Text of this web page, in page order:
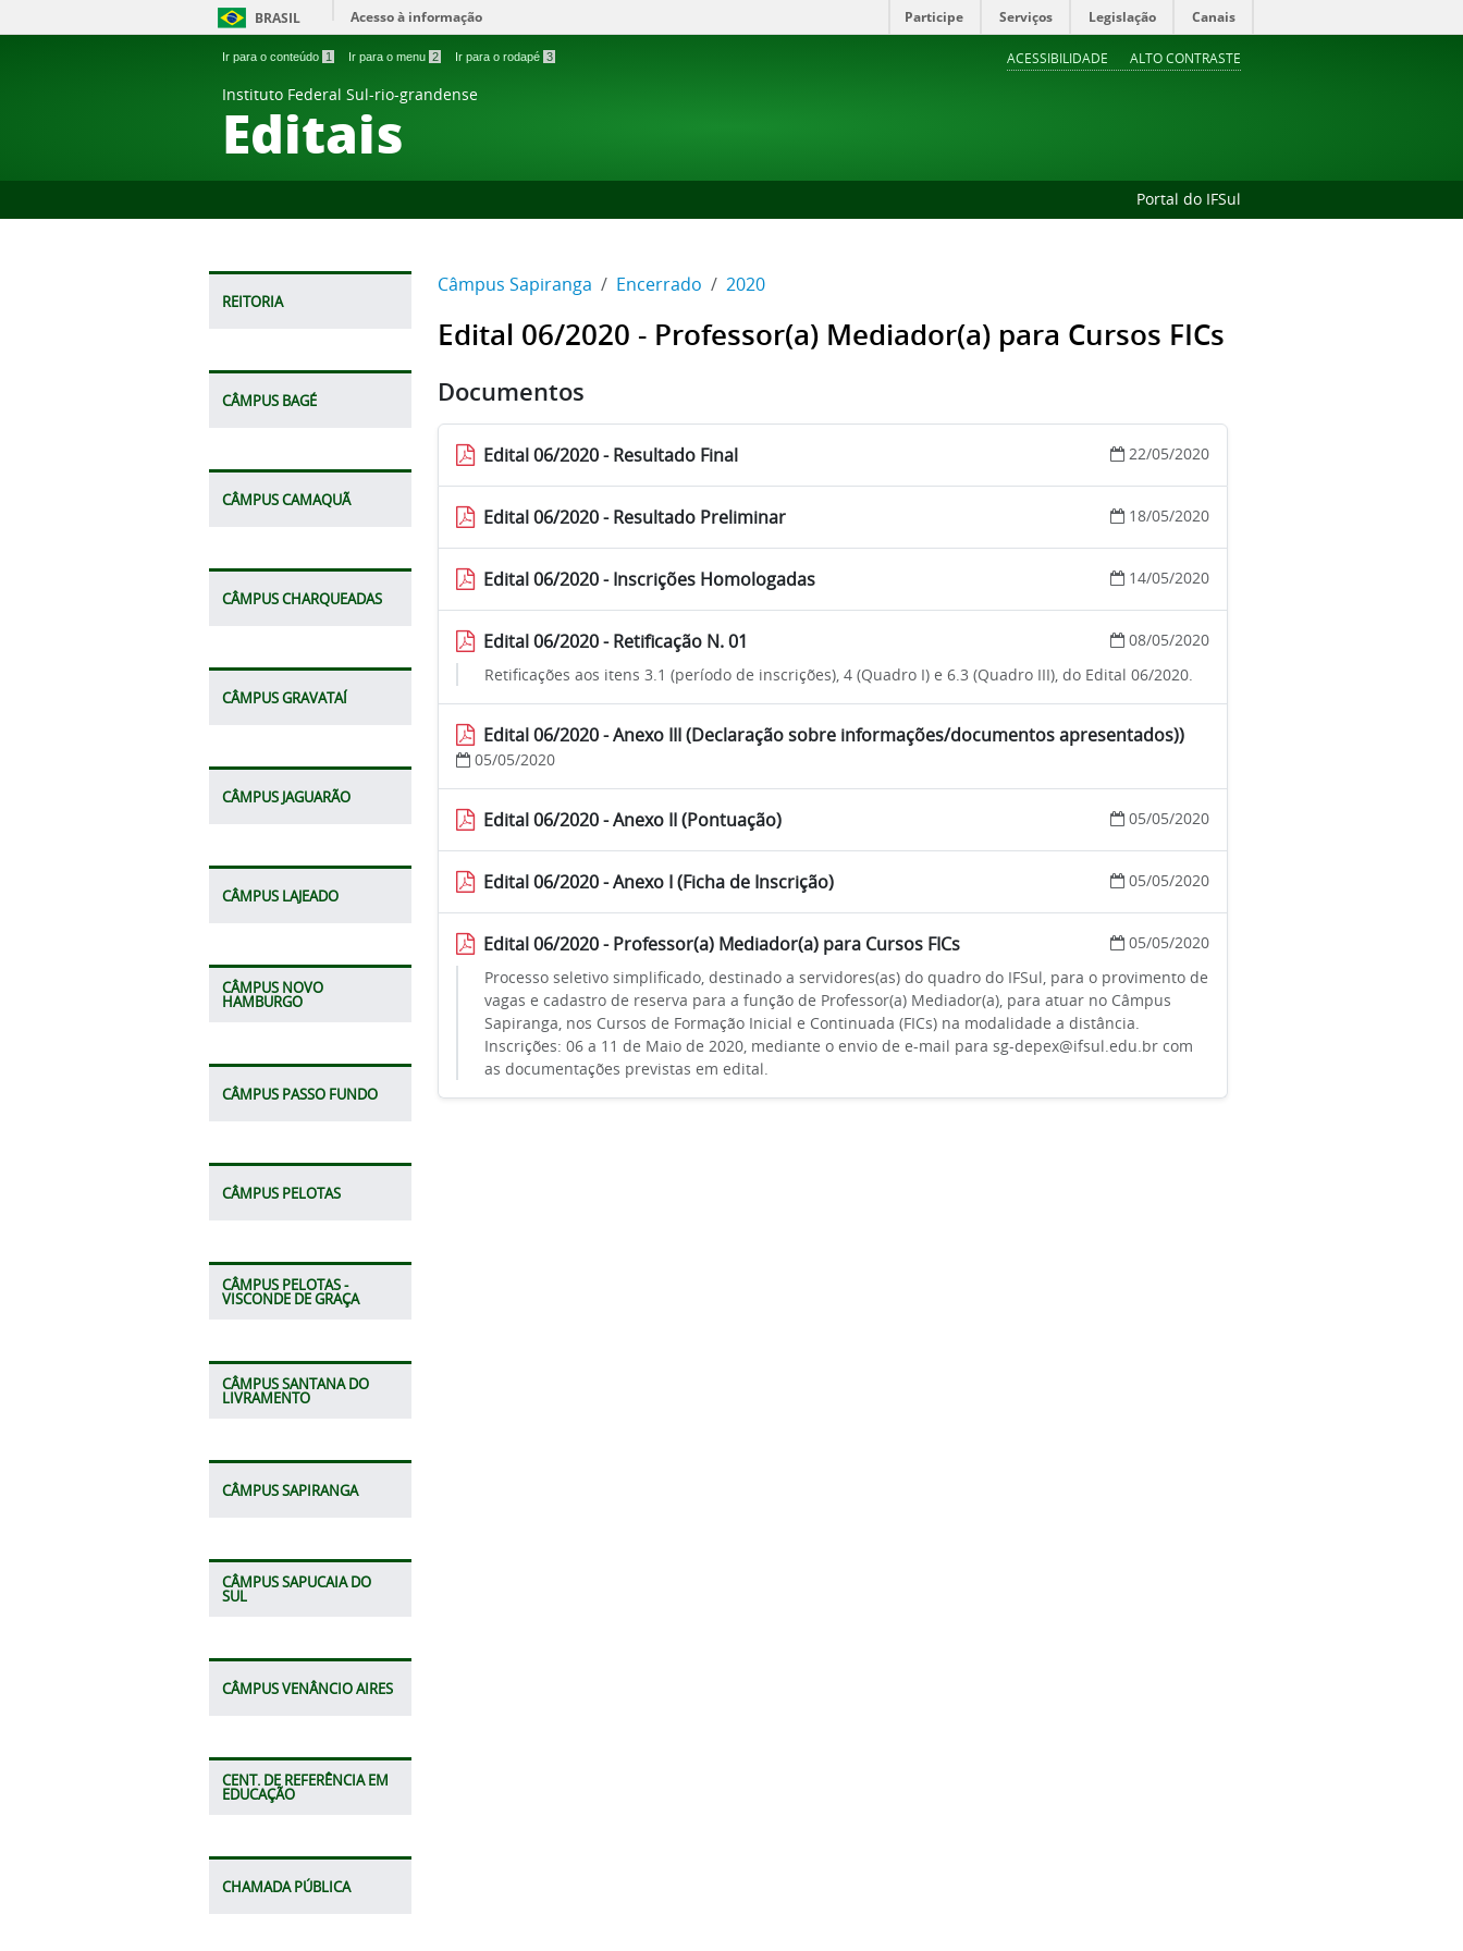
BRASIL Acesso à informação Participe Serviços Legislação Canais
Ir para o conteúdo 1 Ir para o menu 2 Ir para o rodapé 3 ACESSIBILIDADE ALTO CONTRASTE
Instituto Federal Sul-rio-grandense
Editais
Portal do IFSul
REITORIA
CÂMPUS BAGÉ
CÂMPUS CAMAQUÃ
CÂMPUS CHARQUEADAS
CÂMPUS GRAVATAÍ
CÂMPUS JAGUARÃO
CÂMPUS LAJEADO
CÂMPUS NOVO
HAMBURGO
CÂMPUS PASSO FUNDO
CÂMPUS PELOTAS
CÂMPUS PELOTAS -
VISCONDE DE GRAÇA
CÂMPUS SANTANA DO
LIVRAMENTO
CÂMPUS SAPIRANGA
CÂMPUS SAPUCAIA DO
SUL
CÂMPUS VENÂNCIO AIRES
CENT. DE REFERÊNCIA EM
EDUCAÇÃO
CHAMADA PÚBLICA
Câmpus Sapiranga Encerrado 2020
Edital 06/2020 - Professor(a) Mediador(a) para Cursos FICs
Documentos
Edital 06/2020 - Resultado Final 22/05/2020
Edital 06/2020 - Resultado Preliminar 18/05/2020
Edital 06/2020 - Inscrições Homologadas 14/05/2020
Edital 06/2020 - Retificação N. 01
08/05/2020
Retificações aos itens 3.1 (período de inscrições), 4 (Quadro I) e 6.3 (Quadro III), do Edital 06/2020.
Edital 06/2020 - Anexo III (Declaração sobre informações/documentos apresentados))
05/05/2020
Edital 06/2020 - Anexo II (Pontuação) 05/05/2020
Edital 06/2020 - Anexo I (Ficha de Inscrição) 05/05/2020
Edital 06/2020 - Professor(a) Mediador(a) para Cursos FICs
05/05/2020
Processo seletivo simplificado, destinado a servidores(as) do quadro do IFSul, para o provimento de
vagas e cadastro de reserva para a função de Professor(a) Mediador(a), para atuar no Câmpus
Sapiranga, nos Cursos de Formação Inicial e Continuada (FICs) na modalidade a distância.
Inscrições: 06 a 11 de Maio de 2020, mediante o envio de e-mail para sg-depex@ifsul.edu.br com
as documentações previstas em edital.